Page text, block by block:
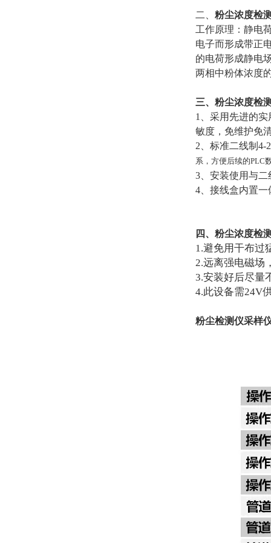
二、 粉尘浓度检
工作原理：静电
电子而形成带正
的电荷形成静电
两相中粉体浓度
三、粉尘浓度检
1、采用先进的
敏度，免维护免
2、标准二线制4-
系，方便后续的PLC
3、安装使用与
4、接线盒内置
四、粉尘浓度检
1.避免用干布过
2.远离强电磁场
3.安装好后尽量
4.此设备需24V
粉尘检测仪采样